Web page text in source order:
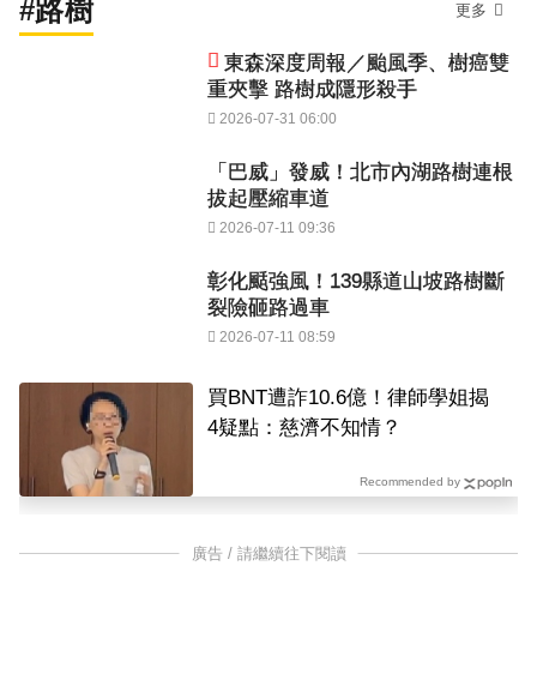
#路樹 更多
東森深度周報／颱風季、樹癌雙
重夾擊 路樹成隱形殺手
2026-07-31 06:00
「巴威」發威！北市內湖路樹連根
拔起壓縮車道
2026-07-11 09:36
彰化颳強風！139縣道山坡路樹斷
裂險砸路過車
2026-07-11 08:59
買BNT遭詐10.6億！律師學姐揭
4疑點：慈濟不知情？
Recommended by
廣告 / 請繼續往下閱讀